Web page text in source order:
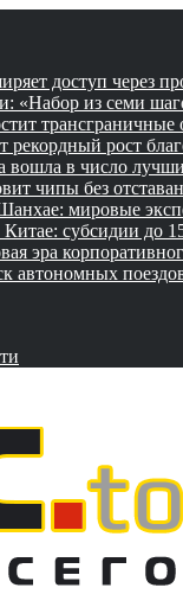
доступ через
«Набор из семи
трансграничные
рекордный рост
вошла в число
чипы без
мировые
субсидии до
эра
автономных